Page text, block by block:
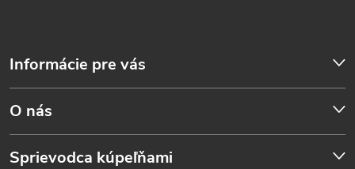
Informácie pre vás
O nás
Sprievodca kúpeľňami